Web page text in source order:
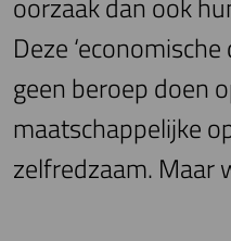
Deze
geen beroep doen
maatschappelijke
zelfredzaam. Maar